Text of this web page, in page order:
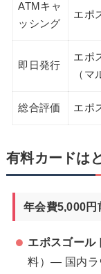
ATMキャ
ッシング
エポ
即日発行
エポ
（マ
総合評価 エポ
有料カードは
年会費5,000円
エポスゴール
料）— 国内ラ